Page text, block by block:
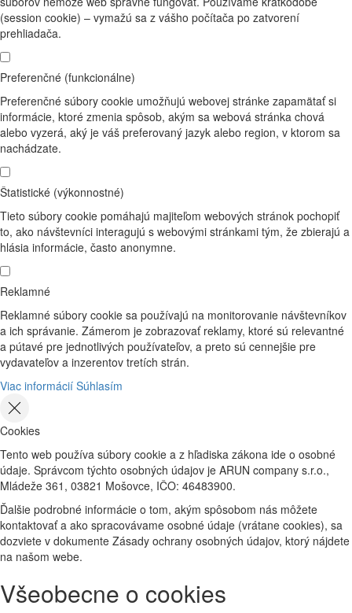
(session cookie) – vymažú sa z vášho počítača po zatvorení
prehliadača.
Preferenčné (funkcionálne)
Preferenčné súbory cookie umožňujú webovej stránke zapamätať si
informácie, ktoré zmenia spôsob, akým sa webová stránka chová
alebo vyzerá, aký je váš preferovaný jazyk alebo region, v ktorom sa
nachádzate.
Štatistické (výkonnostné)
Tieto súbory cookie pomáhajú majiteľom webových stránok pochopiť
to, ako návštevníci interagujú s webovými stránkami tým, že zbierajú a
hlásia informácie, často anonymne.
Reklamné
Reklamné súbory cookie sa používajú na monitorovanie návštevníkov
a ich správanie. Zámerom je zobrazovať reklamy, ktoré sú relevantné
a pútavé pre jednotlivých používateľov, a preto sú cennejšie pre
vydavateľov a inzerentov tretích strán.
Viac informácií Súhlasím
Cookies
Tento web používa súbory cookie a z hľadiska zákona ide o osobné
údaje. Správcom týchto osobných údajov je ARUN company s.r.o.,
Mládeže 361, 03821 Mošovce, IČO: 46483900.
Ďalšie podrobné informácie o tom, akým spôsobom nás môžete
kontaktovať a ako spracovávame osobné údaje (vrátane cookies), sa
dozviete v dokumente Zásady ochrany osobných údajov, ktorý nájdete
na našom webe.
Všeobecne o cookies